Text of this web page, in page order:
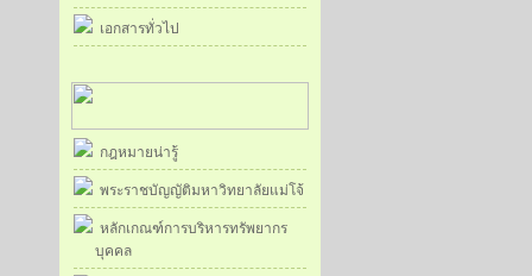
เอกสารทั่วไป
กฎหมายน่ารู้
พระราชบัญญัติมหาวิทยาลัยแม่โจ้
หลักเกณฑ์การบริหารทรัพยากร
บุคคล